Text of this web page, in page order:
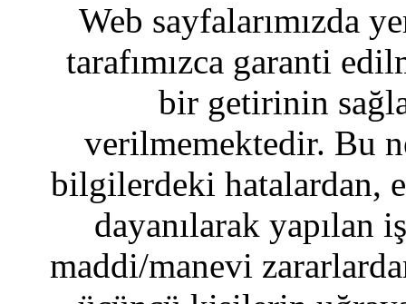
Web sayfalarımızda
tarafımızca garanti
bir getirinin
verilmemektedir. Bu
bilgilerdeki hatalardan,
dayanılarak yapılan
maddi/manevi